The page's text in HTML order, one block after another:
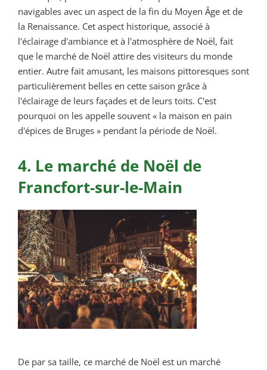
navigables avec un aspect de la fin du Moyen Âge et de
la Renaissance. Cet aspect historique, associé à
l'éclairage d'ambiance et à l'atmosphère de Noël, fait
que le marché de Noël attire des visiteurs du monde
entier. Autre fait amusant, les maisons pittoresques sont
particulièrement belles en cette saison grâce à
l'éclairage de leurs façades et de leurs toits. C'est
pourquoi on les appelle souvent « la maison en pain
d'épices de Bruges » pendant la période de Noël.
4. Le marché de Noël de
Francfort-sur-le-Main
De par sa taille, ce marché de Noël est un marché